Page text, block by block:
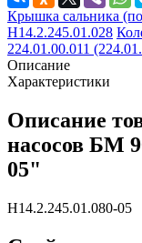
Крышка сальника
Н14.2.245.01.028
224.01.00.011
Описание
Характеристики
Описание
насосов БМ
05"
Н14.2.245.01.080-05